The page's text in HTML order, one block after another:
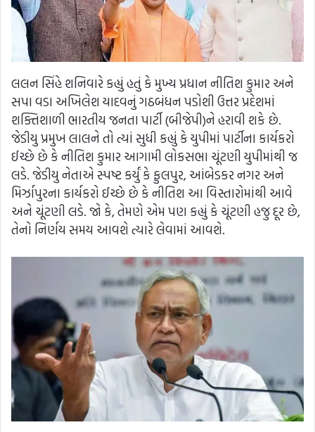
લલન સિંહે શનિવારે કહ્યું હતું કે મુખ્ય પ્રધાન નીતિશ કુમાર અને
સપા વડા અખિલેશ યાદવનું ગઠબંધન પડોશી ઉત્તર પ્રદેશમાં
શક્તિશાળી ભારતીય જનતા પાર્ટી (બીજેપી)ને હરાવી શકે છે.
જેડીયુ પ્રમુખ લાલને તો ત્યાં સુધી કહ્યું કે યુપીમાં પાર્ટીના કાર્યકરો
ઈચ્છે છે કે નીતિશ કુમાર આગામી લોકસભા ચૂંટણી યુપીમાંથી જ
લડે. જેડીયુ નેતાએ સ્પષ્ટ કર્યું કે ફુલપુર, આંબેડકર નગર અને
મિર્ઝાપુરના કાર્યકરો ઈચ્છે છે કે નીતિશ આ વિસ્તારોમાંથી આવે
અને ચૂંટણી લડે. જો કે, તેમણે એમ પણ કહ્યું કે ચૂંટણી હજુ દૂર છે,
તેનો નિર્ણય સમય આવશે ત્યારે લેવામાં આવશે.